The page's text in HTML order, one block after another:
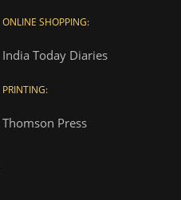
ONLINE SHOPPING:
India Today Diaries
PRINTING:
Thomson Press